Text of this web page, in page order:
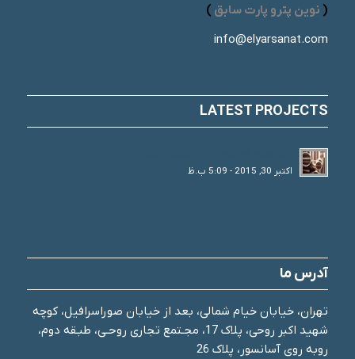
( نوین پترو پارت سابق )
info@elyarsanat.com
LATEST PROJECTS
اکتبر 30, 2015 - 5:09 ب.ظ
آدرس ما
تهران، خیابان خیام شمالی، بعد از خیابان صوراسرافیل، کوچه
شهید اکبر روحی، پلاک 17، مجـتمع تجاری روحـی، طبـقه دوم،
روبه روی آسانسور، پلاک 26